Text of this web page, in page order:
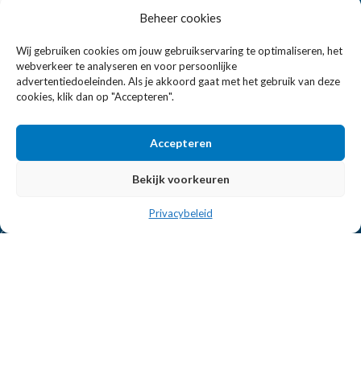
Beheer cookies
Wij gebruiken cookies om jouw gebruikservaring te optimaliseren, het
webverkeer te analyseren en voor persoonlijke
advertentiedoeleinden. Als je akkoord gaat met het gebruik van deze
cookies, klik dan op "Accepteren".
Accepteren
Bekijk voorkeuren
Privacybeleid
alleen inspiratie maar ook een breed assortiment horeca
apparatuur.
Wandelweg 198, 1521 AM Wormerveer
+31 6 2708 6347
Onze aanpak